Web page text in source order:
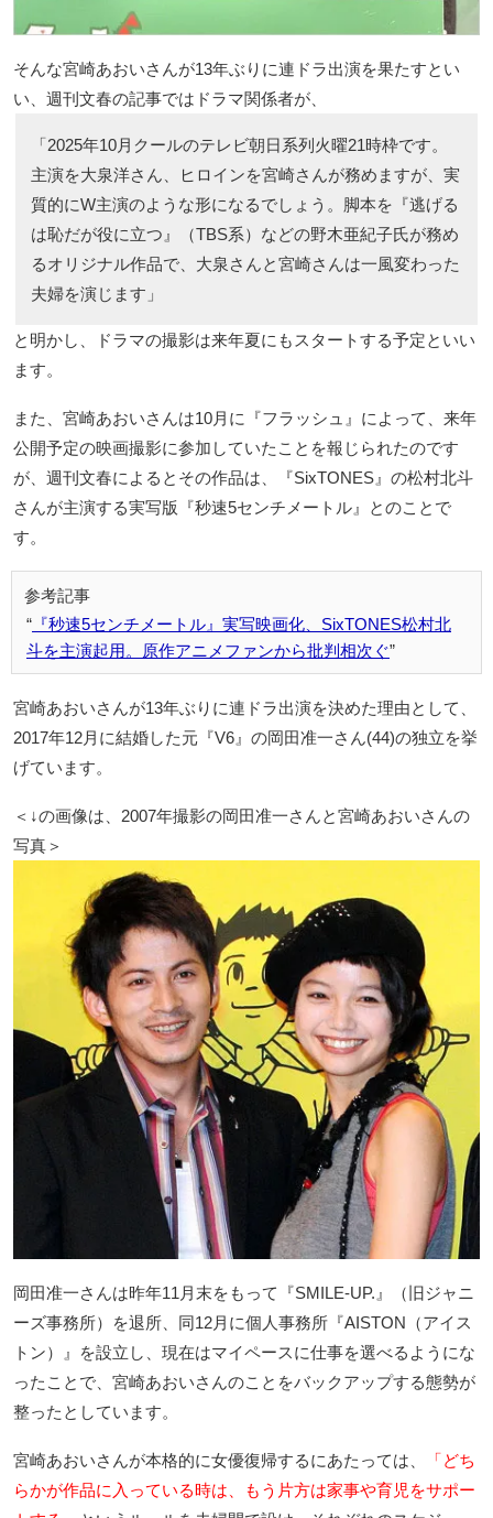
そんな宮崎あおいさんが13年ぶりに連ドラ出演を果たすとい
い、週刊文春の記事ではドラマ関係者が、
「2025年10月クールのテレビ朝日系列火曜21時枠です。
主演を大泉洋さん、ヒロインを宮崎さんが務めますが、実
質的にW主演のような形になるでしょう。脚本を『逃げる
は恥だが役に立つ』（TBS系）などの野木亜紀子氏が務め
るオリジナル作品で、大泉さんと宮崎さんは一風変わった
夫婦を演じます」
と明かし、ドラマの撮影は来年夏にもスタートする予定といい
ます。
また、宮崎あおいさんは10月に『フラッシュ』によって、来年
公開予定の映画撮影に参加していたことを報じられたのです
が、週刊文春によるとその作品は、『SixTONES』の松村北斗
さんが主演する実写版『秒速5センチメートル』とのことで
す。
『秒速5センチメートル』実写映画化、SixTONES松村北
斗を主演起用。原作アニメファンから批判相次ぐ
宮崎あおいさんが13年ぶりに連ドラ出演を決めた理由として、
2017年12月に結婚した元『V6』の岡田准一さん(44)の独立を挙
げています。
＜↓の画像は、2007年撮影の岡田准一さんと宮崎あおいさんの
写真＞
岡田准一さんは昨年11月末をもって『SMILE-UP.』（旧ジャニ
ーズ事務所）を退所、同12月に個人事務所『AISTON（アイス
トン）』を設立し、現在はマイペースに仕事を選べるようにな
ったことで、宮崎あおいさんのことをバックアップする態勢が
整ったとしています。
宮崎あおいさんが本格的に女優復帰するにあたっては、
「どち
らかが作品に入っている時は、もう片方は家事や育児をサポー